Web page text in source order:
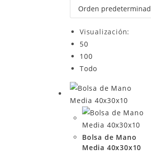
Visualización:
50
100
Todo
Bolsa de Mano
Media 40x30x10